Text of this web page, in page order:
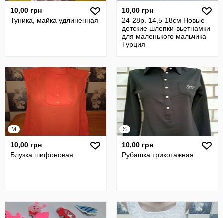
10,00 грн
Туника, майка удлиненная
10,00 грн
24-28р. 14,5-18см Новые
детские шлепки-вьетнамки
для маленького мальчика
Турция
M
10,00 грн
Блузка шифоновая
S
10,00 грн
Рубашка трикотажная